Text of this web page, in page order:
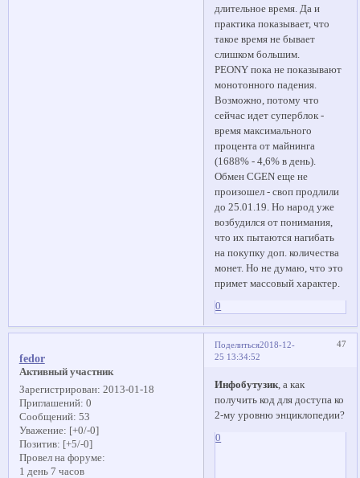
длительное время. Да и
практика показывает, что
такое время не бывает
слишком большим.
PEONY пока не показывают
монотонного падения.
Возможно, потому что
сейчас идет суперблок -
время максимального
процента от майнинга
(1688% - 4,6% в день).
Обмен CGEN еще не
произошел - своп продлили
до 25.01.19. Но народ уже
возбудился от понимания,
что их пытаются нагибать
на покупку доп. количества
монет. Но не думаю, что это
примет массовый характер.
0
Поделиться 47
2018-12-
25 13:34:52
fedor
Активный участник
Зарегистрирован: 2013-01-18
Приглашений: 0
Сообщений: 53
Уважение: [+0/-0]
Позитив: [+5/-0]
Провел на форуме:
1 день 7 часов
Инфобутузик , а как
получить код для доступа ко
2-му уровню энциклопедии?
0